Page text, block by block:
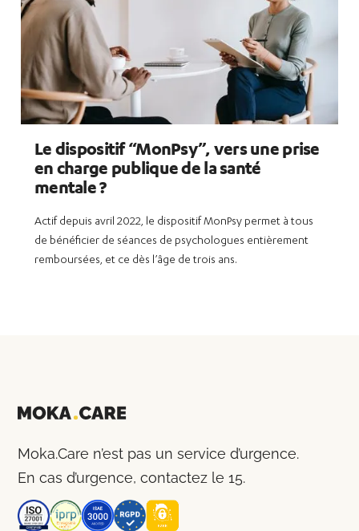
Le dispositif “MonPsy”, vers une prise
en charge publique de la santé
mentale ?
Actif depuis avril 2022, le dispositif MonPsy permet à tous
de bénéficier de séances de psychologues entièrement
remboursées, et ce dès l’âge de trois ans.
Moka.Care n’est pas un service d’urgence.
En cas d’urgence, contactez le 15.